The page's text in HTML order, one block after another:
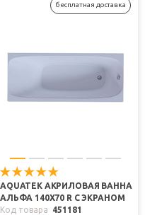
бесплатная доставка
AQUATEK АКРИЛОВАЯ ВАННА
АЛЬФА 140X70 R С ЭКРАНОМ
Код товара
451181